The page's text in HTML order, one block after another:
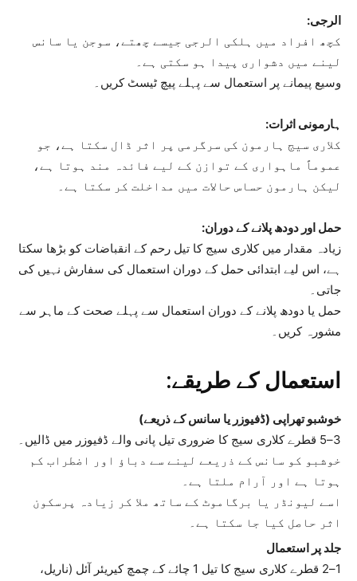
الرجی:
کچھ افراد میں ہلکی الرجی جیسے چھتے، سوجن یا سانس
لینے میں دشواری پیدا ہو سکتی ہے۔
وسیع پیمانے پر استعمال سے پہلے پیچ ٹیسٹ کریں۔
ہارمونی اثرات:
کلاری سیج ہارمون کی سرگرمی پر اثر ڈال سکتا ہے، جو
عموماً ماہواری کے توازن کے لیے فائدہ مند ہوتا ہے،
لیکن ہارمون حساس حالات میں مداخلت کر سکتا ہے۔
حمل اور دودھ پلانے کے دوران:
زیادہ مقدار میں کلاری سیج کا تیل رحم کے انقباضات کو بڑھا سکتا
ہے، اس لیے ابتدائی حمل کے دوران استعمال کی سفارش نہیں کی
جاتی۔
حمل یا دودھ پلانے کے دوران استعمال سے پہلے صحت کے ماہر سے
مشورہ کریں۔
استعمال کے طریقے:
خوشبو تھراپی (ڈفیوزر یا سانس کے ذریعے)
3–5 قطرے کلاری سیج کا ضروری تیل پانی والے ڈفیوزر میں ڈالیں۔
خوشبو کو سانس کے ذریعے لینے سے دباؤ اور اضطراب کم
ہوتا ہے اور آرام ملتا ہے۔
اسے لیونڈر یا برگاموٹ کے ساتھ ملا کر زیادہ پرسکون
اثر حاصل کیا جا سکتا ہے۔
جلد پر استعمال
1–2 قطرے کلاری سیج کا تیل 1 چائے کے چمچ کیریئر آئل (ناریل،